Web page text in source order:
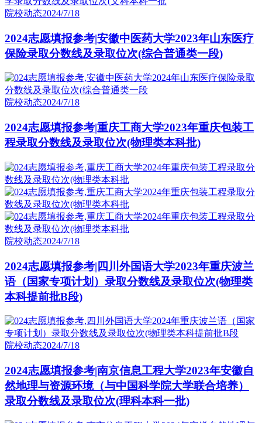
院校动态2024/7/18
2024志愿填报参考|安徽中医药大学2023年山东医疗
保险录取分数线及录取位次(综合普通类一段)
院校动态2024/7/18
2024志愿填报参考|重庆工商大学2023年重庆包装工
程录取分数线及录取位次(物理类本科批)
院校动态2024/7/18
2024志愿填报参考|四川外国语大学2023年重庆波兰
语（国家专项计划）录取分数线及录取位次(物理类
本科提前批B段)
院校动态2024/7/18
2024志愿填报参考|南京信息工程大学2023年安徽自
然地理与资源环境（与中国科学院大学联合培养）
录取分数线及录取位次(理科本科一批)